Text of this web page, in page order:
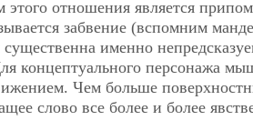
отношения является
забвение (вспомним
именно
концептуального персонажа
Чем больше
слово все более и более